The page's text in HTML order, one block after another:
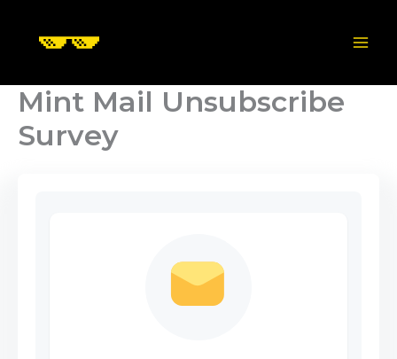
Mint Mail Unsubscribe
Survey